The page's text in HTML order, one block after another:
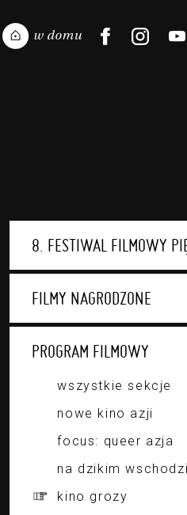
8. FESTIWAL FILMOWY
FILMY NAGRODZONE
PROGRAM FILMOWY
wszystkie sekcje
nowe kino azji
focus: queer azja
na dzikim
kino grozy